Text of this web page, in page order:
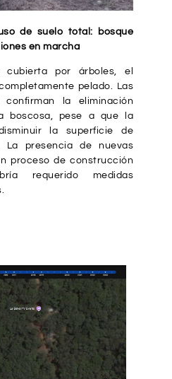
de suelo total: bosque
en marcha
por árboles, el
pelado. Las
confirman la eliminación
boscosa, pese a que la
la superficie de
La presencia de nuevas
proceso de construcción
requerido medidas